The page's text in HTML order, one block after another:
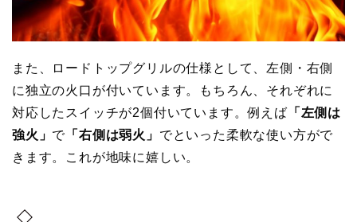
また、ロードトップグリルの仕様として、左側・右側
に独立の火口が付いています。もちろん、それぞれに
対応したスイッチが2個付いています。例えば 「左側は
強火」 で 「右側は弱火」 でといった柔軟な使い方がで
きます。これが地味に嬉しい。